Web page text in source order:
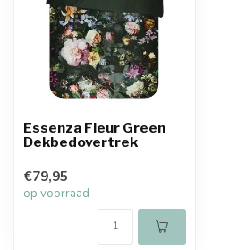
Essenza Fleur Green
Dekbedovertrek
€79,95
op voorraad